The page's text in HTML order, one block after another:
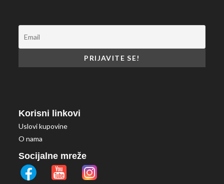
Korisni linkovi
Uslovi kupovine
O nama
Socijalne mreže